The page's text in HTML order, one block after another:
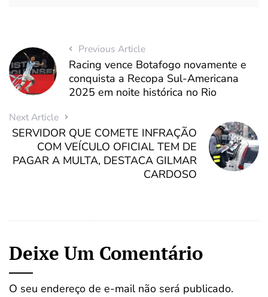
Previous Article
Racing vence Botafogo novamente e
conquista a Recopa Sul-Americana
2025 em noite histórica no Rio
Next Article
SERVIDOR QUE COMETE INFRAÇÃO
COM VEÍCULO OFICIAL TEM DE
PAGAR A MULTA, DESTACA GILMAR
CARDOSO
Deixe Um Comentário
O seu endereço de e-mail não será publicado.